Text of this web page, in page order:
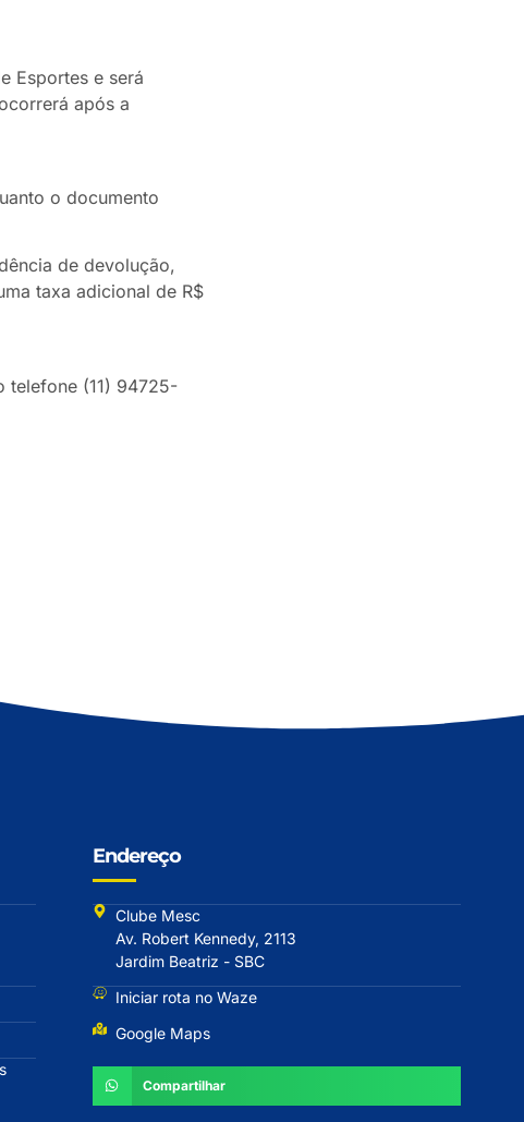
Esportes e será
após a
o documento
de devolução,
taxa adicional de R$
telefone (11) 94725-
Endereço
Clube Mesc
Av. Robert Kennedy, 2113
Jardim Beatriz - SBC
Iniciar rota no Waze
Google Maps
Compartilhar